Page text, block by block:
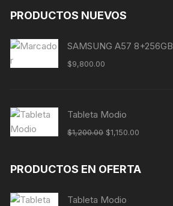
PRODUCTOS NUEVOS
SAMSUNG A57 8+256GB
$9,800.00
Tableta Modio
$1,200.00 $1,150.00
PRODUCTOS EN OFERTA
Tableta Modio